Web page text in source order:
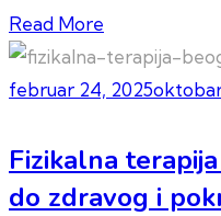
Read More
februar 24, 2025
Fizikalna
do zdravog i